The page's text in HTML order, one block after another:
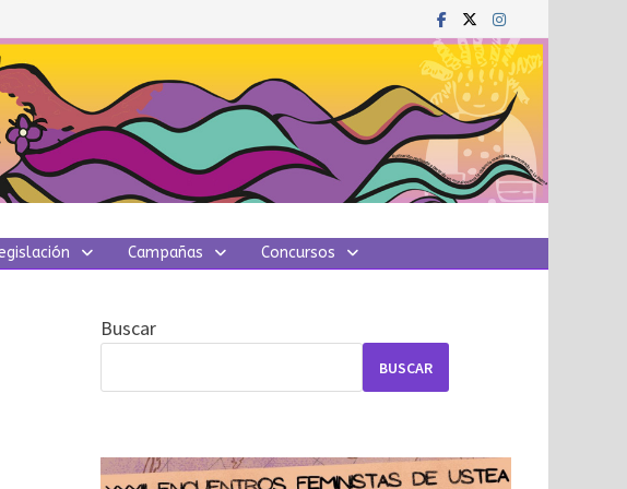
Campañas Concursos
Buscar
BUSCAR